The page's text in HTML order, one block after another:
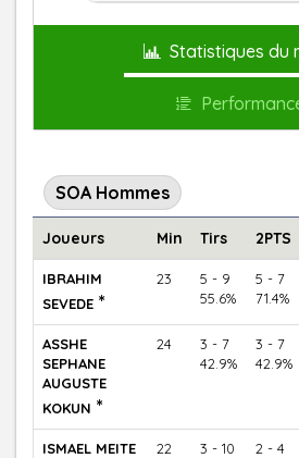
Statistiques du
SOA Hommes
Joueurs Min Tirs 2PTS
IBRAHIM
SEVEDE *
23
5 - 9
55.6%
5 - 7
71.4%
ASSHE
SEPHANE
AUGUSTE
KOKUN *
24
3 - 7
42.9%
3 - 7
42.9%
ISMAEL MEITE 22
3 - 10
2 - 4